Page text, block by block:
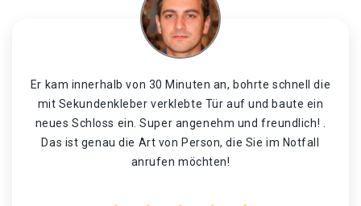
Er kam innerhalb von 30 Minuten an, bohrte schnell die
mit Sekundenkleber verklebte Tür auf und baute ein
neues Schloss ein. Super angenehm und freundlich! .
Das ist genau die Art von Person, die Sie im Notfall
anrufen möchten!